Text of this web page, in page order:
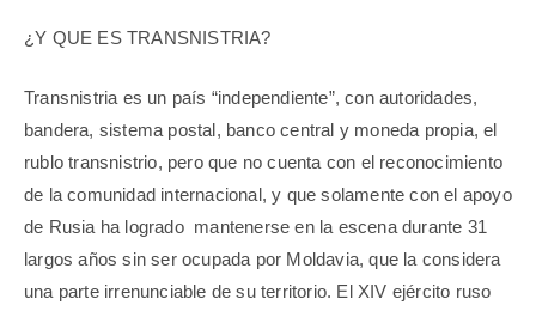
¿Y QUE ES TRANSNISTRIA?
Transnistria es un país “independiente”, con autoridades,
bandera, sistema postal, banco central y moneda propia, el
rublo transnistrio, pero que no cuenta con el reconocimiento
de la comunidad internacional, y que solamente con el apoyo
de Rusia ha logrado mantenerse en la escena durante 31
largos años sin ser ocupada por Moldavia, que la considera
una parte irrenunciable de su territorio. El XIV ejército ruso